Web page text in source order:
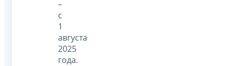
–
с
1
августа
2025
года.